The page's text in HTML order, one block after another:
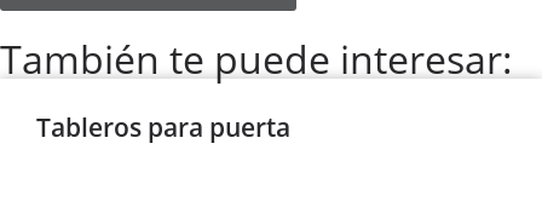
También te puede interesar:
Tableros para puerta